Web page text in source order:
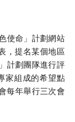
使命」計劃網站
，提名某個地區
計劃團隊進行評
家組成的希望點
每年舉行三次會